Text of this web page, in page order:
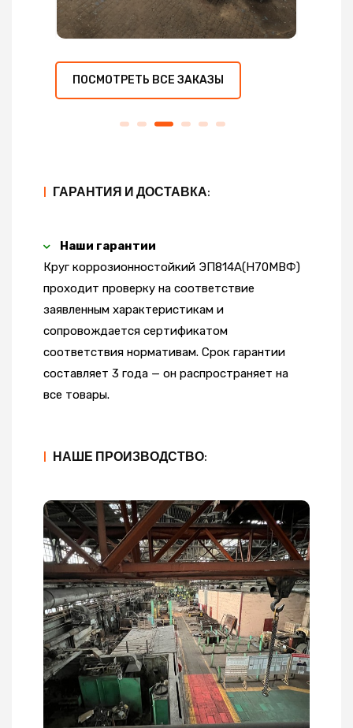
ПОСМОТРЕТЬ ВСЕ ЗАКАЗЫ
| ГАРАНТИЯ И ДОСТАВКА:
Наши гарантии
Круг коррозионностойкий ЭП814А(Н70МВФ)
проходит проверку на соответствие
заявленным характеристикам и
сопровождается сертификатом
соответствия нормативам. Срок гарантии
составляет 3 года — он распространяет на
все товары.
| НАШЕ ПРОИЗВОДСТВО: